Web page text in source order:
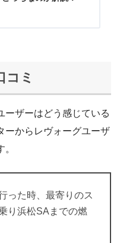
コミ
ーザーはどう感じている
ーからレヴォーグユーザ
った時、最寄りのス
り浜松SAまでの燃